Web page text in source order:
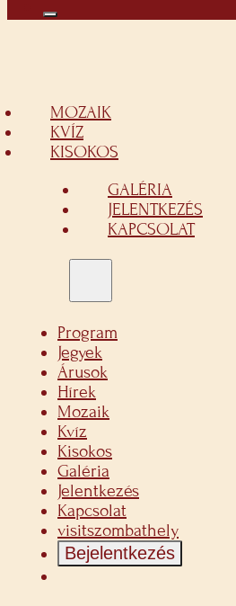
MOZAIK
KVÍZ
KISOKOS
GALÉRIA
JELENTKEZÉS
KAPCSOLAT
Program
Jegyek
Árusok
Hírek
Mozaik
Kvíz
Kisokos
Galéria
Jelentkezés
Kapcsolat
visitszombathely
Bejelentkezés